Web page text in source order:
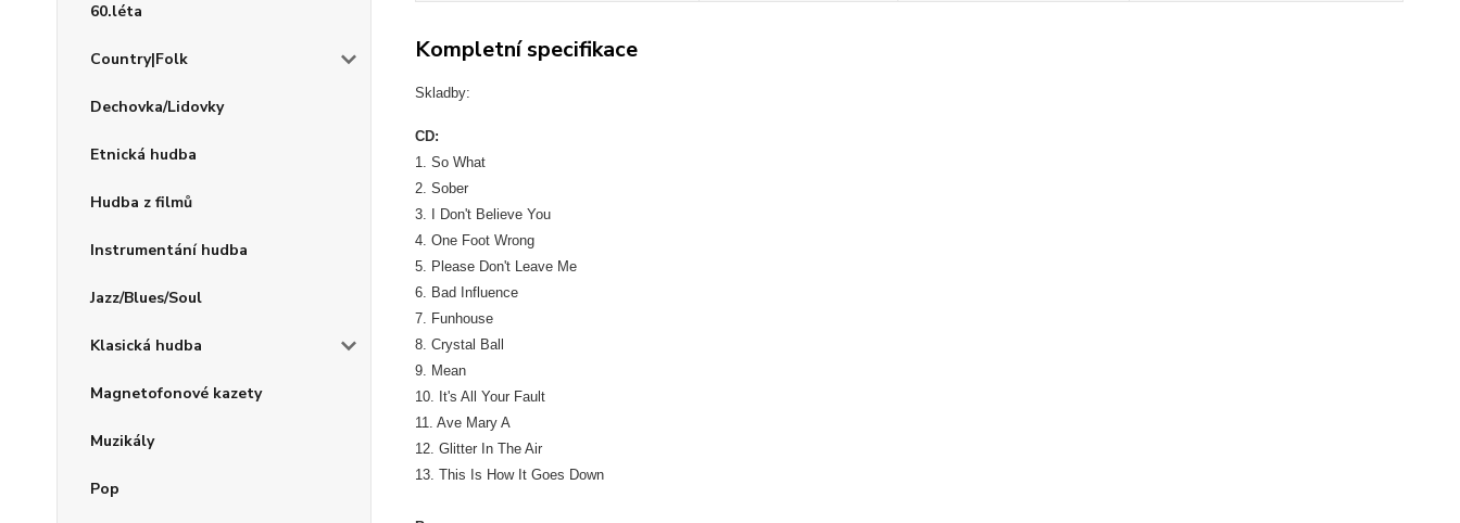
60.léta
Country|Folk
Dechovka/Lidovky
Etnická hudba
Hudba z filmů
Instrumentání hudba
Jazz/Blues/Soul
Klasická hudba
Magnetofonové kazety
Muzikály
Pop
Kompletní specifikace
Skladby:
CD:
1. So What
2. Sober
3. I Don't Believe You
4. One Foot Wrong
5. Please Don't Leave Me
6. Bad Influence
7. Funhouse
8. Crystal Ball
9. Mean
10. It's All Your Fault
11. Ave Mary A
12. Glitter In The Air
13. This Is How It Goes Down